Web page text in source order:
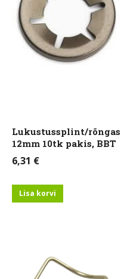
Lukustussplint/rõngas
12mm 10tk pakis, BBT
6,31 €
Lisa korvi